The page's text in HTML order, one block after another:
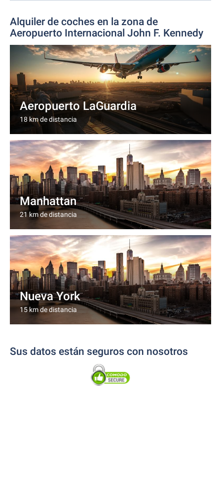
Alquiler de coches en la zona de
Aeropuerto Internacional John F. Kennedy
Aeropuerto LaGuardia
18 km de distancia
Manhattan
21 km de distancia
Nueva York
15 km de distancia
Sus datos están seguros con nosotros